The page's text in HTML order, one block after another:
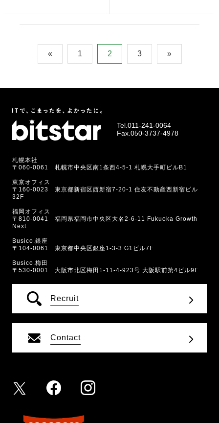
« 1 2 3 »
Tel. 011-241-0064
Fax.050-3737-4978
札幌本社
〒060-0061 札幌市中央区南1条西4-5-1 札幌大手町ビルB1
東京オフィス
〒160-0023 東京都新宿区西新宿7-20-1 住友不動産西新宿ビル
32F
福岡オフィス
〒810-0041 福岡県福岡市中央区大名2-6-11 Fukuoka Growth
Next
Busico.銀座
〒104-0061 東京都中央区銀座1-3-3 G1ビル7F
Busico.梅田
〒530-0001 大阪市北区梅田1-11-4-923号 大阪駅前第4ビル9F
Recruit
Contact